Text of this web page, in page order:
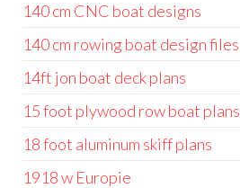
140 cm CNC boat designs
140 cm rowing boat design files
14ft jon boat deck plans
15 foot plywood row boat plans
18 foot aluminum skiff plans
1918 w Europie